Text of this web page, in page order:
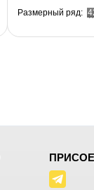
Размерный ряд: